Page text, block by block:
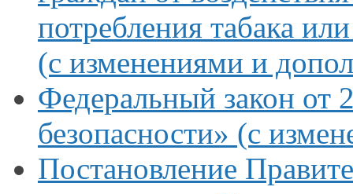
потребления табака
(с изменениями и
Федеральный закон от
безопасности» (с
Постановление